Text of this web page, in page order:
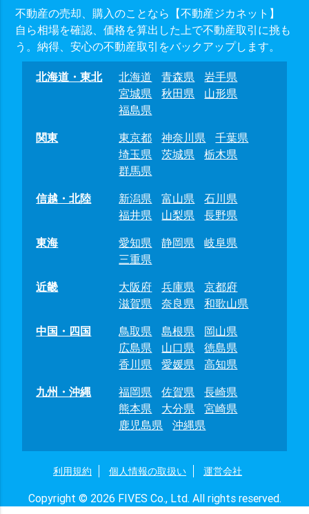
不動産の売却、購入のことなら【不動産ジカネット】
自ら相場を確認、価格を算出した上で不動産取引に挑も
う。納得、安心の不動産取引をバックアップします。
北海道・東北 北海道 青森県
岩手県
宮城県
秋田県
山形県
福島県
関東
東京都 神奈川県
千葉県
埼玉県
茨城県
栃木県
群馬県
信越・北陸
新潟県 富山県
石川県
福井県
山梨県
長野県
東海
愛知県 静岡県
岐阜県
三重県
近畿
大阪府 兵庫県
京都府
滋賀県
奈良県
和歌山県
中国・四国
鳥取県 島根県
岡山県
広島県
山口県
徳島県
香川県
愛媛県
高知県
九州・沖縄
福岡県 佐賀県
長崎県
熊本県
大分県
宮崎県
鹿児島県
沖縄県
利用規約 個人情報の取扱い 運営会社
Copyright © 2026 FIVES Co., Ltd. All rights reserved.